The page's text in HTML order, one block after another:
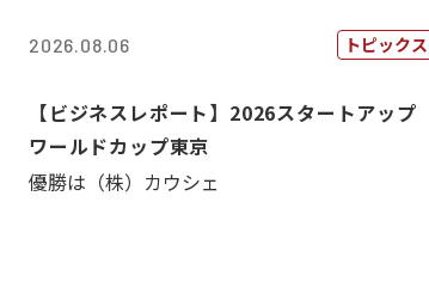
2026.08.06 トピックス
【ビジネスレポート】2026スタートアップ
ワールドカップ東京
優勝は（株）カウシェ